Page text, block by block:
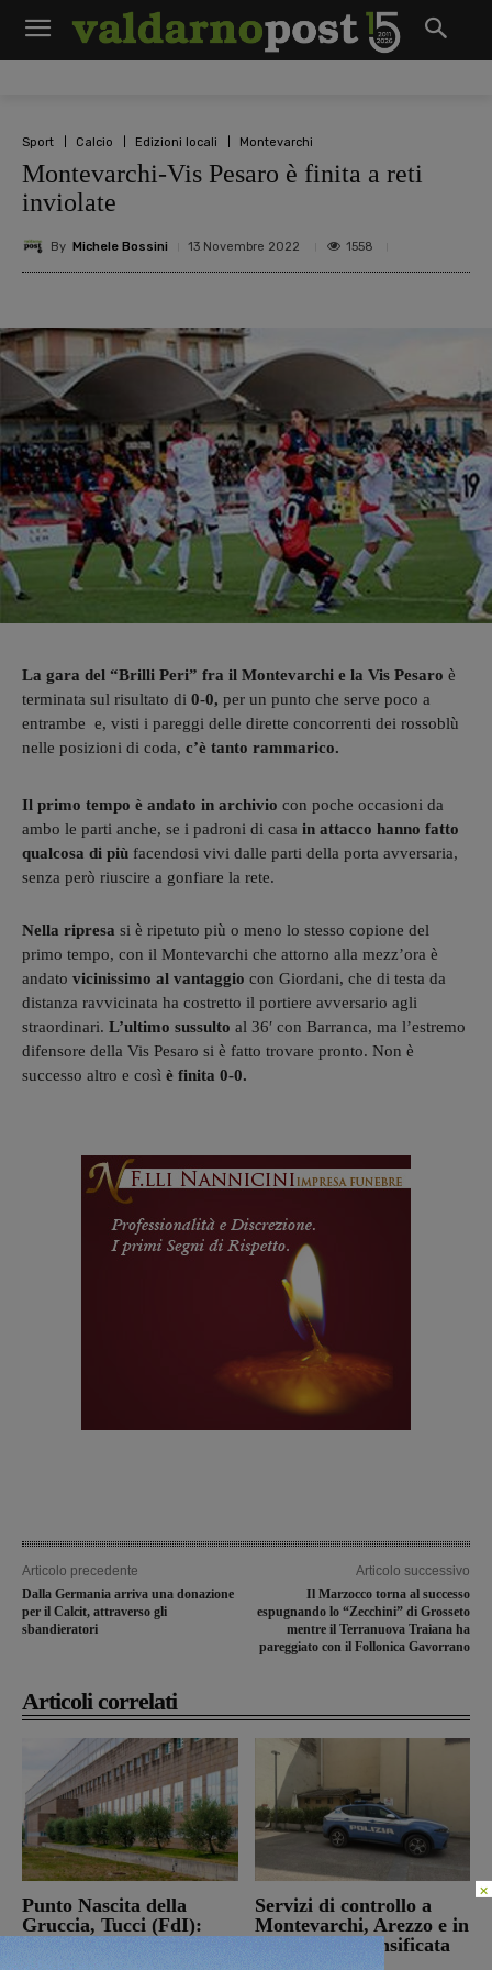
Sport Calcio Edizioni locali Montevarchi
Montevarchi-Vis Pesaro è finita a reti
inviolate
By Michele Bossini 13 Novembre 2022 1558
La gara del “Brilli Peri” fra il Montevarchi e la Vis Pesaro è
terminata sul risultato di 0-0, per un punto che serve poco a
entrambe e, visti i pareggi delle dirette concorrenti dei rossoblù
nelle posizioni di coda, c’è tanto rammarico.
Il primo tempo è andato in archivio con poche occasioni da
ambo le parti anche, se i padroni di casa in attacco hanno fatto
qualcosa di più facendosi vivi dalle parti della porta avversaria,
senza però riuscire a gonfiare la rete.
Nella ripresa si è ripetuto più o meno lo stesso copione del
primo tempo, con il Montevarchi che attorno alla mezz’ora è
andato vicinissimo al vantaggio con Giordani, che di testa da
distanza ravvicinata ha costretto il portiere avversario agli
straordinari. L’ultimo sussulto al 36′ con Barranca, ma l’estremo
difensore della Vis Pesaro si è fatto trovare pronto. Non è
successo altro e così è finita 0-0.
Articolo precedente
Dalla Germania arriva una donazione
per il Calcit, attraverso gli
sbandieratori
Articolo successivo
Il Marzocco torna al successo
espugnando lo “Zecchini” di Grosseto
mentre il Terranuova Traiana ha
pareggiato con il Follonica Gavorrano
Articoli correlati
Punto Nascita della
Gruccia, Tucci (FdI):
giusta strada di un
Servizi di controllo a
Montevarchi, Arezzo e in
provincia: intensificata
×